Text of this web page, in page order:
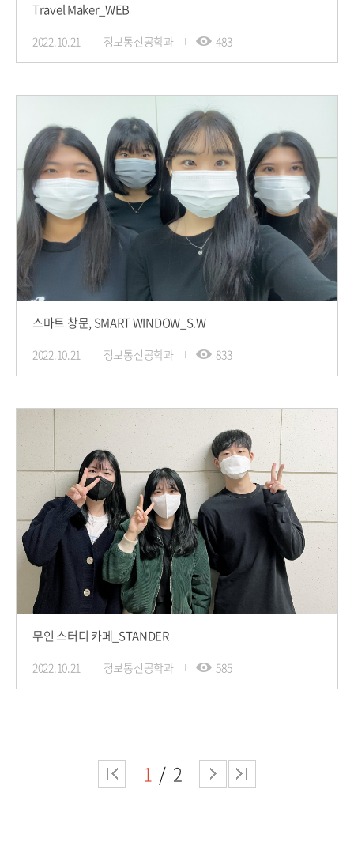
Travel Maker_WEB
2022.10.21 정보통신공학과 483
스마트 창문, SMART WINDOW_S.W
2022.10.21 정보통신공학과 833
무인 스터디 카페_STANDER
2022.10.21 정보통신공학과 585
1 2